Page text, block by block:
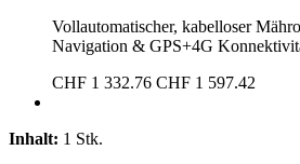
Vollautomatischer, kabelloser
Navigation & GPS+4G
CHF 1 332.76 CHF 1 597.42
Inhalt: 1 Stk.